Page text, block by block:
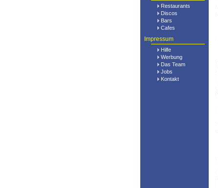
Restaurants
Discos
Bars
Cafes
Impressum
Hilfe
Werbung
Das Team
Jobs
Kontakt